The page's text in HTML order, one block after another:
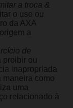
a troca &
o uso ou
da AXA
a
de
proibir ou
inapropriada
maneira como
uma
relacionado à